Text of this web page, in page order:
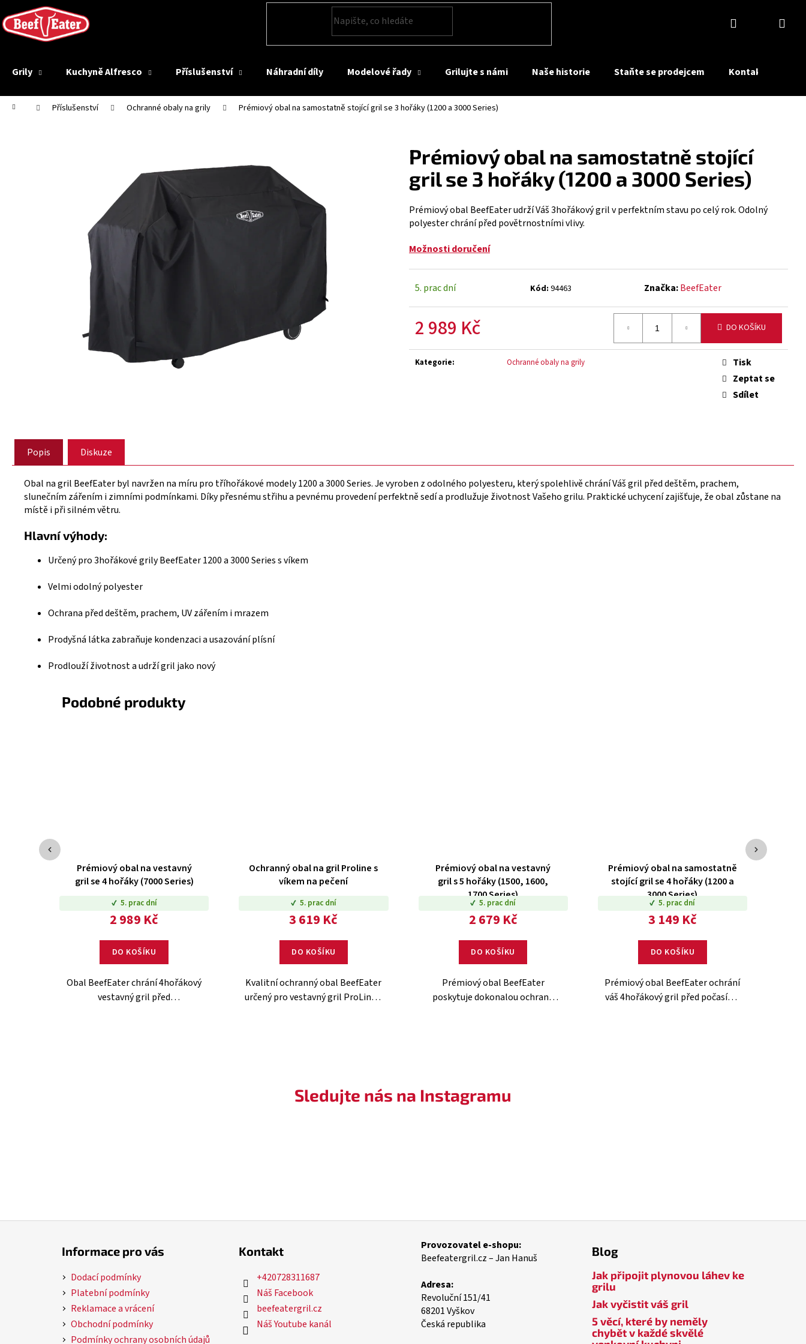
na
obsah
Grily Kuchyně Alfresco Příslušenství Náhradní díly Modelové řady Grilujte s námi Naše historie Staňte se prodejcem Kontakty
Přihlášení
Domů Příslušenství Ochranné obaly na grily Prémiový obal na samostatně stojící gril se 3 hořáky (1200 a 3000 Series)
Prémiový obal na samostatně stojící
gril se 3 hořáky (1200 a 3000 Series)
Prémiový obal BeefEater udrží Váš 3hořákový gril v perfektním stavu po celý rok. Odolný
polyester chrání před povětrnostními vlivy.
Možnosti doručení
5. prac dní Kód: 94463 Značka:BeefEater
2 989 Kč
cena:
DO KOŠÍKU
Kategorie: Ochranné obaly na grily
Tisk
Zeptat se
Sdílet
Popis Diskuze
Obal na gril BeefEater byl navržen na míru pro tříhořákové modely 1200 a 3000 Series. Je vyroben z odolného polyesteru, který spolehlivě chrání Váš gril před deštěm, prachem,
slunečním zářením i zimními podmínkami. Díky přesnému střihu a pevnému provedení perfektně sedí a prodlužuje životnost Vašeho grilu. Praktické uchycení zajišťuje, že obal zůstane na
místě i při silném větru.
Hlavní výhody:
Určený pro 3hořákové grily BeefEater 1200 a 3000 Series s víkem
Velmi odolný polyester
Ochrana před deštěm, prachem, UV zářením i mrazem
Prodyšná látka zabraňuje kondenzaci a usazování plísní
Prodlouží životnost a udrží gril jako nový
Podobné produkty
Prémiový obal na vestavný
gril se 4 hořáky (7000 Series)
5. prac dní
2 989 Kč
DO KOŠÍKU
Obal BeefEater chrání 4hořákový
vestavný gril před
Ochranný obal na gril Proline s
víkem na pečení
5. prac dní
3 619 Kč
DO KOŠÍKU
Kvalitní ochranný obal BeefEater
určený pro vestavný gril ProLine s
Prémiový obal na vestavný
gril s 5 hořáky (1500, 1600,
1700 Series)
5. prac dní
2 679 Kč
DO KOŠÍKU
Prémiový obal BeefEater
poskytuje dokonalou ochranu
Prémiový obal na samostatně
stojící gril se 4 hořáky (1200 a
3000 Series)
5. prac dní
3 149 Kč
DO KOŠÍKU
Prémiový obal BeefEater ochrání
váš 4hořákový gril před počasím i
o
Zpět
obchodu
Sledujte nás na Instagramu
Informace pro vás
Dodací podmínky
Platební podmínky
Reklamace a vrácení
Obchodní podmínky
Podmínky ochrany osobních údajů
Kontakt
+420728311687
Náš Facebook
beefeatergril.cz
Náš Youtube kanál
Provozovatel e-shopu:
Beefeatergril.cz – Jan Hanuš
Adresa:
Revoluční 151/41
68201 Vyškov
Česká republika
Blog
Jak připojit plynovou láhev ke
grilu
Jak vyčistit váš gril
5 věcí, které by neměly
chybět v každé skvělé